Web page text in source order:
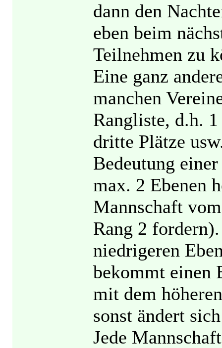
dann den
eben beim
Teilnehmen zu
Eine ganz
manchen
Rangliste, d.h.
dritte Plätze
Bedeutung
max. 2 Ebenen
Mannschaft
Rang 2
niedrigeren
bekommt einen
mit dem
sonst ändert
Jede